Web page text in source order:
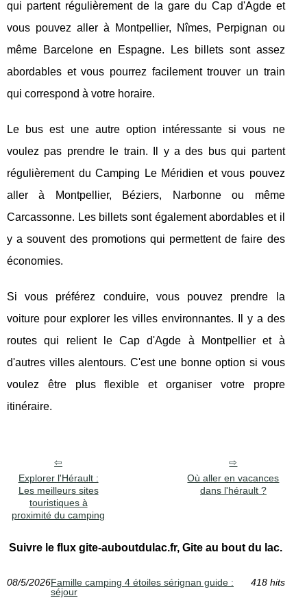
qui partent régulièrement de la gare du Cap d'Agde et
vous pouvez aller à Montpellier, Nîmes, Perpignan ou
même Barcelone en Espagne. Les billets sont assez
abordables et vous pourrez facilement trouver un train
qui correspond à votre horaire.
Le bus est une autre option intéressante si vous ne
voulez pas prendre le train. Il y a des bus qui partent
régulièrement du Camping Le Méridien et vous pouvez
aller à Montpellier, Béziers, Narbonne ou même
Carcassonne. Les billets sont également abordables et il
y a souvent des promotions qui permettent de faire des
économies.
Si vous préférez conduire, vous pouvez prendre la
voiture pour explorer les villes environnantes. Il y a des
routes qui relient le Cap d'Agde à Montpellier et à
d'autres villes alentours. C'est une bonne option si vous
voulez être plus flexible et organiser votre propre
itinéraire.
Explorer l'Hérault :
Les meilleurs sites
touristiques à
proximité du camping
Où aller en vacances
dans l'hérault ?
Suivre le flux gite-auboutdulac.fr, Gite au bout du lac.
08/5/2026Famille camping 4 étoiles sérignan guide :
séjour
418 hits